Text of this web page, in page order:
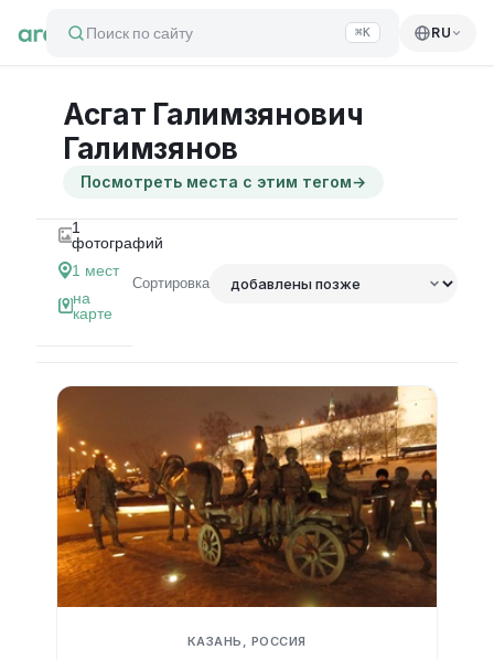
Поиск по сайту ⌘K RU
Асгат Галимзянович
Галимзянов
Посмотреть места с этим тегом→
1
фотографий
1 мест
на
карте
Сортировка
КАЗАНЬ, РОССИЯ